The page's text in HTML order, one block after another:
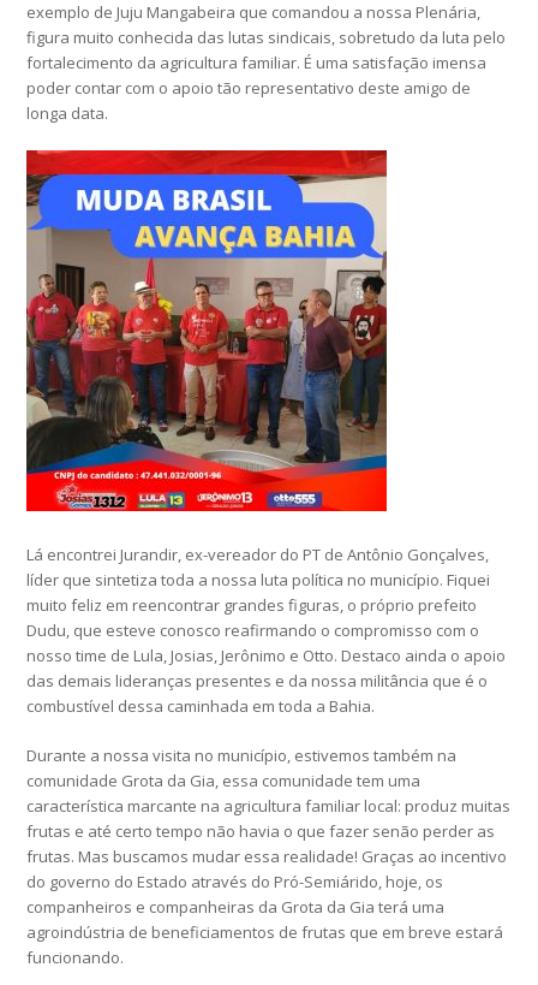
exemplo de Juju Mangabeira que comandou a nossa Plenária,
figura muito conhecida das lutas sindicais, sobretudo da luta pelo
fortalecimento da agricultura familiar. É uma satisfação imensa
poder contar com o apoio tão representativo deste amigo de
longa data.
Lá encontrei Jurandir, ex-vereador do PT de Antônio Gonçalves,
líder que sintetiza toda a nossa luta política no município. Fiquei
muito feliz em reencontrar grandes figuras, o próprio prefeito
Dudu, que esteve conosco reafirmando o compromisso com o
nosso time de Lula, Josias, Jerônimo e Otto. Destaco ainda o apoio
das demais lideranças presentes e da nossa militância que é o
combustível dessa caminhada em toda a Bahia.
Durante a nossa visita no município, estivemos também na
comunidade Grota da Gia, essa comunidade tem uma
característica marcante na agricultura familiar local: produz muitas
frutas e até certo tempo não havia o que fazer senão perder as
frutas. Mas buscamos mudar essa realidade! Graças ao incentivo
do governo do Estado através do Pró-Semiárido, hoje, os
companheiros e companheiras da Grota da Gia terá uma
agroindústria de beneficiamentos de frutas que em breve estará
funcionando.